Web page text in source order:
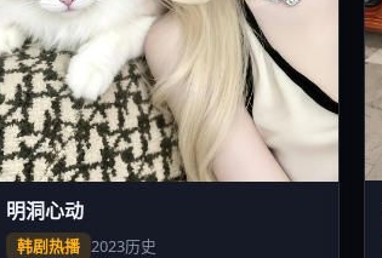
明洞心动
韩剧热播 2023历史